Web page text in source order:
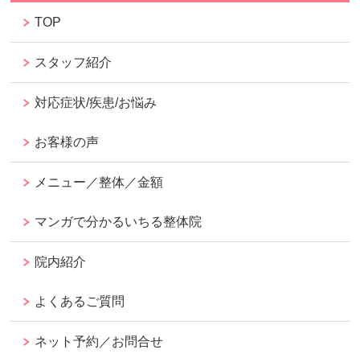
TOP
スタッフ紹介
対応症状/疾患/お悩み
お客様の声
メニュー／整体／金額
マンガで分かるいちる整体院
院内紹介
よくあるご質問
ネット予約／お問合せ